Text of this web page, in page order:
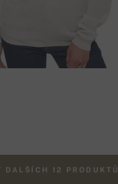
DALŠÍCH 12 PRODUKTŮ